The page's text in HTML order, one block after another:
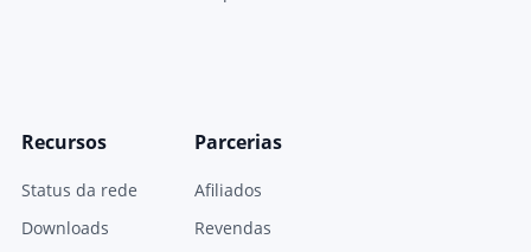
Recursos
Status da rede
Downloads
Parcerias
Afiliados
Revendas